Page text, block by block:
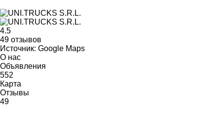
4.5
49 отзывов
Источник: Google Maps
О нас
Объявления
552
Карта
Отзывы
49